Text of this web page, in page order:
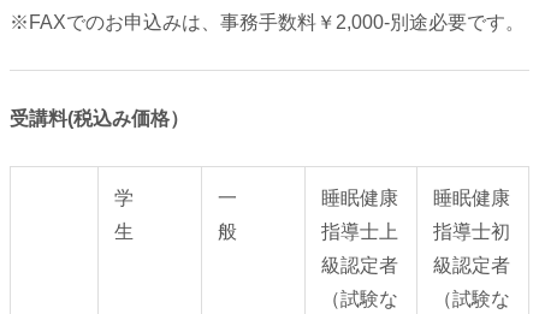
※FAXでのお申込みは、事務手数料￥2,000-別途必要です。
受講料(税込み価格）
学
生
一
般
睡眠健康
指導士上
級認定者
（試験な
睡眠健康
指導士初
級認定者
（試験な